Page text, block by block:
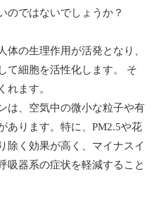
のではないでしょうか？
体の生理作用が活発となり、
て細胞を活性化します。 そ
れます。
は、空気中の微小な粒子や有
あります。特に、PM2.5や花
除く効果が高く、マイナスイ
吸器系の症状を軽減すること